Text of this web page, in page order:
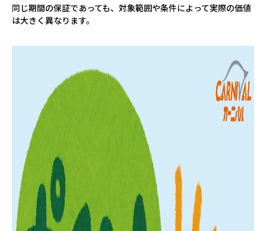
同じ期間の保証であっても、対象範囲や条件によって実際の価値
は大きく異なります。